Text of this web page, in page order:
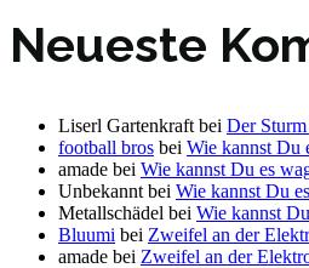
Neueste
Liserl Gartenkraft bei Der
football bros bei Wie kannst Du
amade bei Wie kannst Du es
Unbekannt bei Wie kannst Du
Metallschädel bei Wie kannst
Bluumi bei Zweifel an der
amade bei Zweifel an der